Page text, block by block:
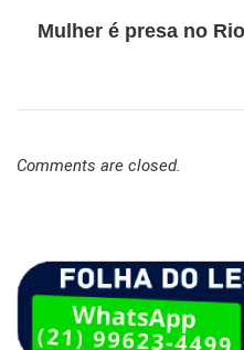
Mulher é presa no
Comments are closed.